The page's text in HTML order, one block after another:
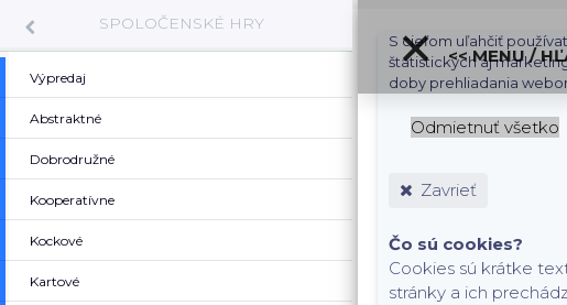
SPOLOČENSKÉ HRY
Výpredaj
Abstraktné
Dobrodružné
Kooperatívne
Kockové
Kartové
S cieľom uľahčiť
štatistických aj
doby prehliadania
Odmietnuť všetko
Zavrieť
Čo sú cookies?
Cookies sú krátke
stránky a ich
<< MENU /